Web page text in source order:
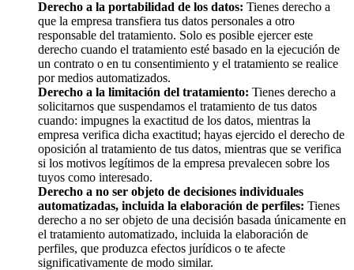
Derecho a la portabilidad de los datos: Tienes derecho a
que la empresa transfiera tus datos personales a otro
responsable del tratamiento. Solo es posible ejercer este
derecho cuando el tratamiento esté basado en la ejecución de
un contrato o en tu consentimiento y el tratamiento se realice
por medios automatizados.
Derecho a la limitación del tratamiento: Tienes derecho a
solicitarnos que suspendamos el tratamiento de tus datos
cuando: impugnes la exactitud de los datos, mientras la
empresa verifica dicha exactitud; hayas ejercido el derecho de
oposición al tratamiento de tus datos, mientras que se verifica
si los motivos legítimos de la empresa prevalecen sobre los
tuyos como interesado.
Derecho a no ser objeto de decisiones individuales
automatizadas, incluida la elaboración de perfiles: Tienes
derecho a no ser objeto de una decisión basada únicamente en
el tratamiento automatizado, incluida la elaboración de
perfiles, que produzca efectos jurídicos o te afecte
significativamente de modo similar.